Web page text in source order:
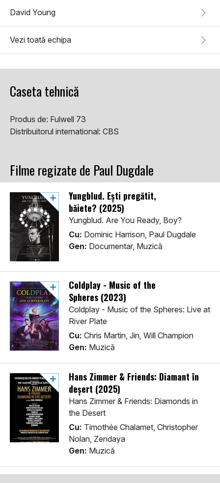
David Young
Vezi toată echipa
Caseta tehnică
Produs de: Fulwell 73
Distribuitorul international: CBS
Filme regizate de Paul Dugdale
Yungblud. Ești pregătit,
băiete? (2025)
Yungblud. Are You Ready, Boy?
Cu: Dominic Harrison, Paul Dugdale
Gen: Documentar, Muzică
Coldplay - Music of the
Spheres (2023)
Coldplay - Music of the Spheres: Live at
River Plate
Cu: Chris Martin, Jin, Will Champion
Gen: Muzică
Hans Zimmer & Friends: Diamant în
deșert (2025)
Hans Zimmer & Friends: Diamonds in
the Desert
Cu: Timothée Chalamet, Christopher
Nolan, Zendaya
Gen: Muzică